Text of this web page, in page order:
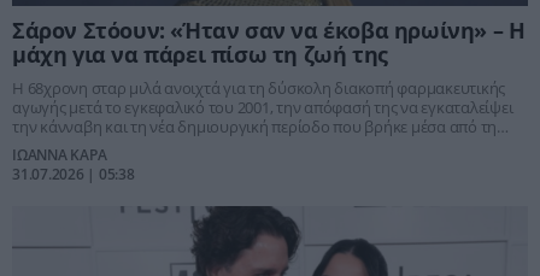
Σάρον Στόουν: «Ήταν σαν να έκοβα ηρωίνη» – Η
μάχη για να πάρει πίσω τη ζωή της
Η 68χρονη σταρ μιλά ανοιχτά για τη δύσκολη διακοπή φαρμακευτικής
αγωγής μετά το εγκεφαλικό του 2001, την απόφασή της να εγκαταλείψει
την κάνναβη και τη νέα δημιουργική περίοδο που βρήκε μέσα από τη
ζωγραφική.
ΙΩΑΝΝΑ ΚΑΡΑ
31.07.2026 | 05:38